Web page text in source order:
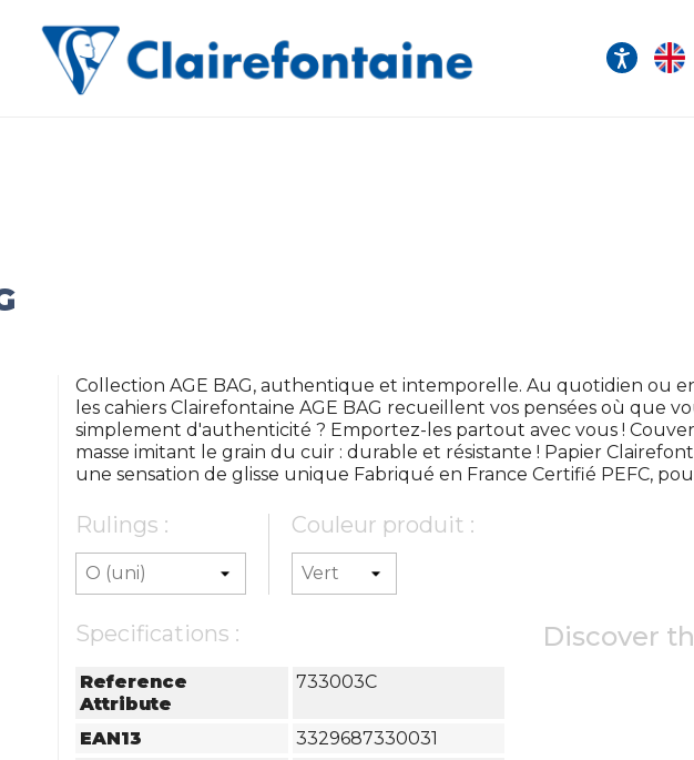
Collection AGE BAG, authentique et intemporelle. Au quotidien ou
les cahiers Clairefontaine AGE BAG recueillent vos pensées où que
simplement d'authenticité ? Emportez-les partout avec vous !
masse imitant le grain du cuir : durable et résistante ! Papier
une sensation de glisse unique Fabriqué en France Certifié PEFC,
Rulings : Couleur produit :
Specifications :
Reference
Attribute
733003C
EAN13
3329687330031
Discover